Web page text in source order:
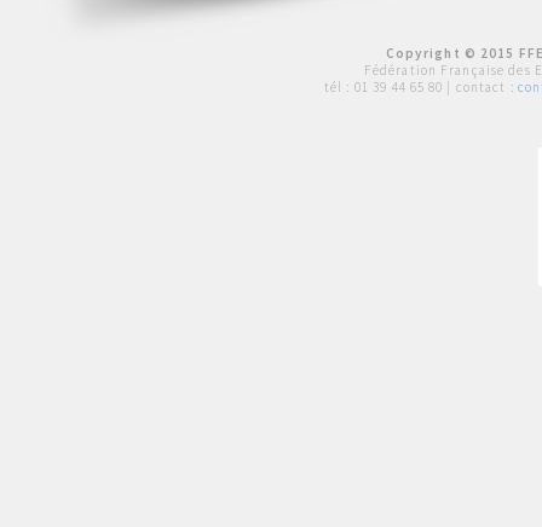
Copyright © 2015
Fédération Française des
tél : 01 39 44 65 80 | contact :